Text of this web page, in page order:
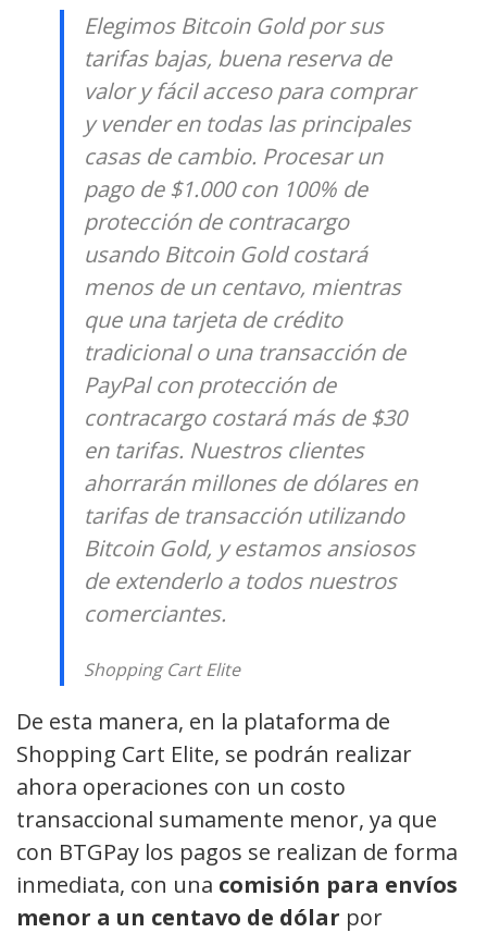
Elegimos Bitcoin Gold por sus
tarifas bajas, buena reserva de
valor y fácil acceso para comprar
y vender en todas las principales
casas de cambio. Procesar un
pago de $1.000 con 100% de
protección de contracargo
usando Bitcoin Gold costará
menos de un centavo, mientras
que una tarjeta de crédito
tradicional o una transacción de
PayPal con protección de
contracargo costará más de $30
en tarifas. Nuestros clientes
ahorrarán millones de dólares en
tarifas de transacción utilizando
Bitcoin Gold, y estamos ansiosos
de extenderlo a todos nuestros
comerciantes.
Shopping Cart Elite
De esta manera, en la plataforma de
Shopping Cart Elite, se podrán realizar
ahora operaciones con un costo
transaccional sumamente menor, ya que
con BTGPay los pagos se realizan de forma
inmediata, con una comisión para envíos
menor a un centavo de dólar por